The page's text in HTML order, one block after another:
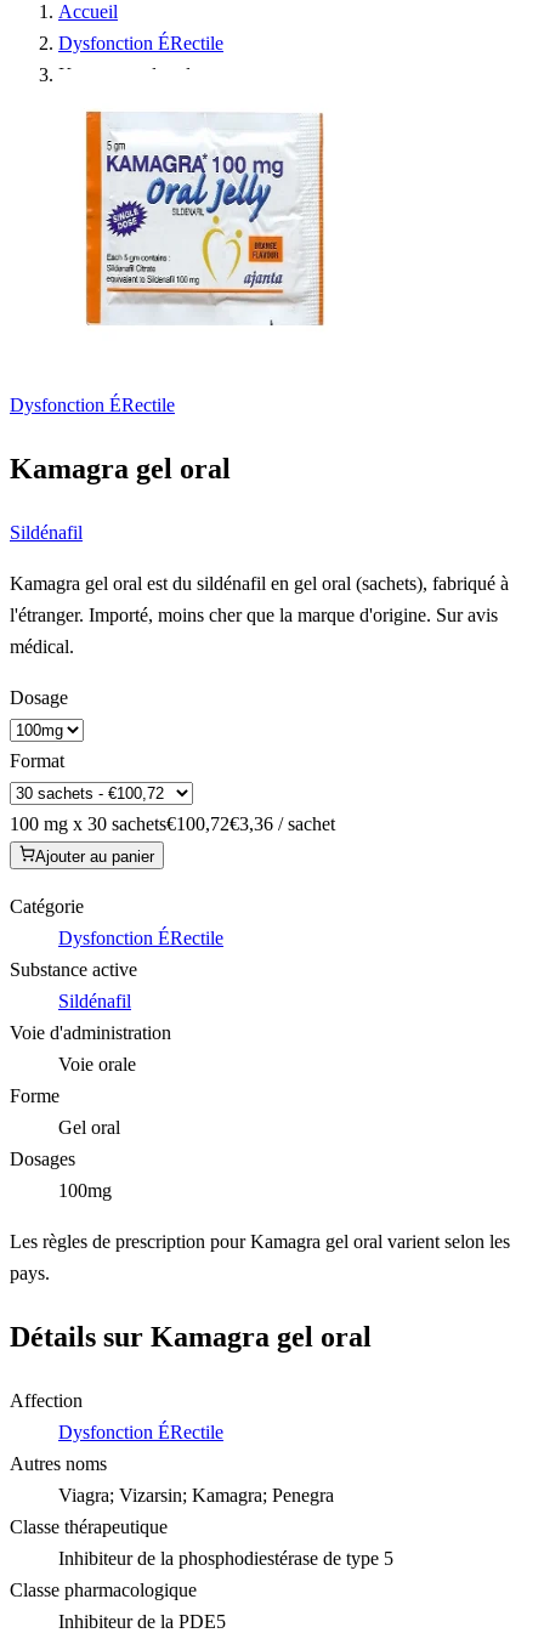
Accueil
Dysfonction ÉRectile
Kamagra gel oral
Dysfonction ÉRectile
Kamagra gel oral
Sildénafil
Kamagra gel oral est du sildénafil en gel oral (sachets), fabriqué à
l'étranger. Importé, moins cher que la marque d'origine. Sur avis
médical.
Dosage
Format
100 mg x 30 sachets€100,72€3,36 / sachet
Ajouter au panier
Catégorie
Dysfonction ÉRectile
Substance active
Sildénafil
Voie d'administration
Voie orale
Forme
Gel oral
Dosages
100mg
Les règles de prescription pour Kamagra gel oral varient selon les
pays.
Détails sur Kamagra gel oral
Affection
Dysfonction ÉRectile
Autres noms
Viagra; Vizarsin; Kamagra; Penegra
Classe thérapeutique
Inhibiteur de la phosphodiestérase de type 5
Classe pharmacologique
Inhibiteur de la PDE5